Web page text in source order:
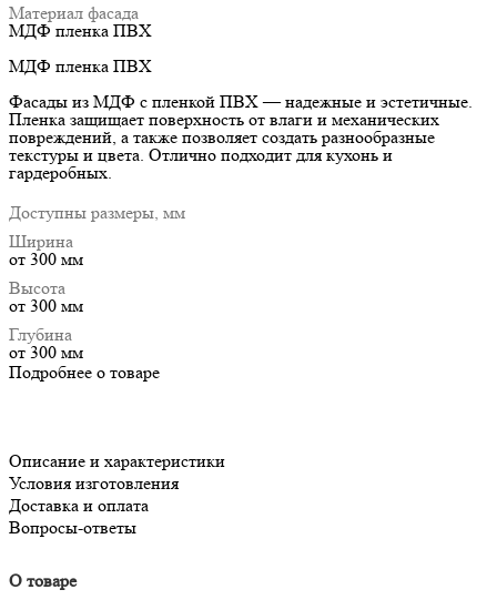
Материал фасада
МДФ пленка ПВХ
МДФ пленка ПВХ
Фасады из МДФ с пленкой ПВХ — надежные и эстетичные.
Пленка защищает поверхность от влаги и механических
повреждений, а также позволяет создать разнообразные
текстуры и цвета. Отлично подходит для кухонь и
гардеробных.
Доступны размеры, мм
Ширина
от 300 мм
Высота
от 300 мм
Глубина
от 300 мм
Подробнее о товаре
Описание и характеристики
Условия изготовления
Доставка и оплата
Вопросы-ответы
О товаре